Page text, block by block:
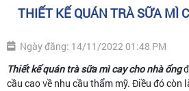
THIẾT KẾ QUÁN TRÀ SỮA MÌ
Ngày đăng: 14/11/2022 01:48 PM
Thiết kế quán trà sữa mì cay cho nhà ống
cầu cao về nhu cầu thẩm mỹ. Điều đó còn